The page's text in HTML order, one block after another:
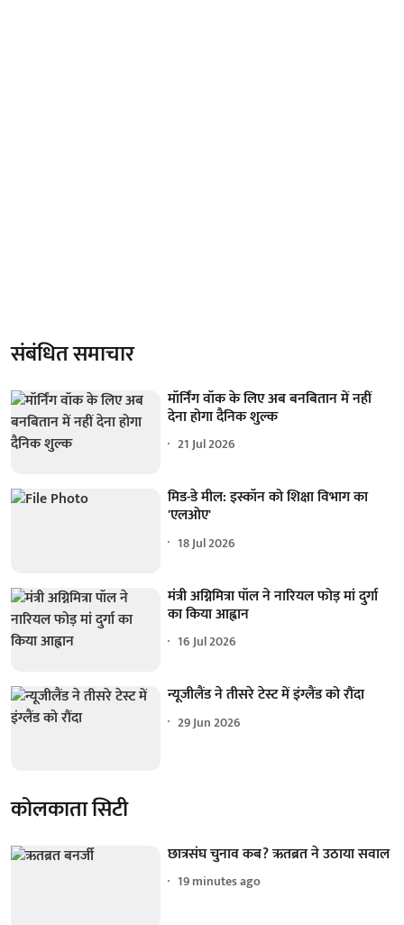
संबंधित समाचार
मॉर्निंग वॉक के लिए अब बनबितान में नहीं
देना होगा दैनिक शुल्क
21 Jul 2026
मिड-डे मील: इस्कॉन को शिक्षा विभाग का
'एलओए'
18 Jul 2026
मंत्री अग्निमित्रा पॉल ने नारियल फोड़ मां दुर्गा
का किया आह्वान
16 Jul 2026
न्यूजीलैंड ने तीसरे टेस्ट में इंग्लैंड को रौंदा
29 Jun 2026
कोलकाता सिटी
छात्रसंघ चुनाव कब? ऋतब्रत ने उठाया सवाल
19 minutes ago